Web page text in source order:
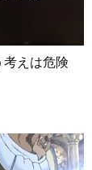
考えは危険